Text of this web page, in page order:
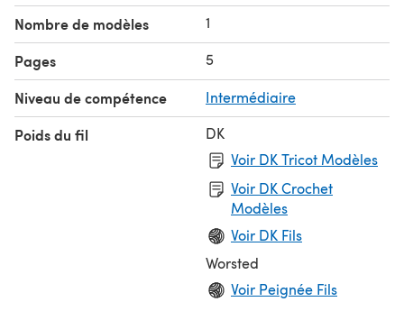
Nombre de modèles 1
Pages 5
Niveau de compétence Intermédiaire
Poids du fil
DK
Voir DK Tricot Modèles
Voir DK Crochet
Modèles
Voir DK Fils
Worsted
Voir Peignée Fils